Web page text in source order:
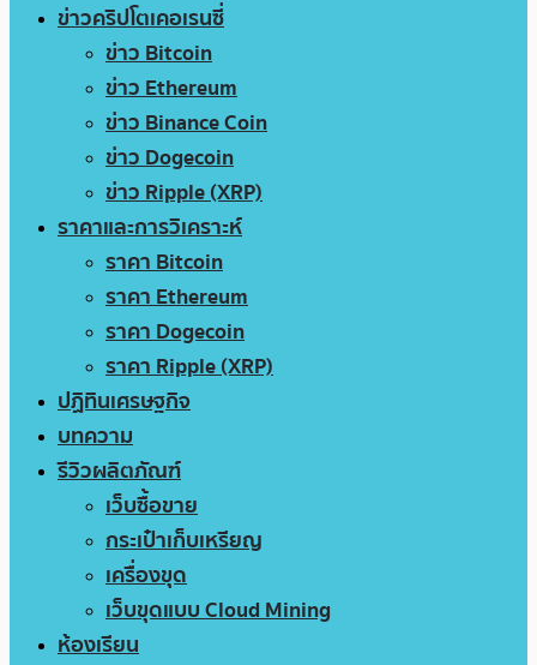
ข่าวคริปโตเคอเรนซี่
ข่าว Bitcoin
ข่าว Ethereum
ข่าว Binance Coin
ข่าว Dogecoin
ข่าว Ripple (XRP)
ราคาและการวิเคราะห์
ราคา Bitcoin
ราคา Ethereum
ราคา Dogecoin
ราคา Ripple (XRP)
ปฏิทินเศรษฐกิจ
บทความ
รีวิวผลิตภัณฑ์
เว็บซื้อขาย
กระเป๋าเก็บเหรียญ
เครื่องขุด
เว็บขุดแบบ Cloud Mining
ห้องเรียน